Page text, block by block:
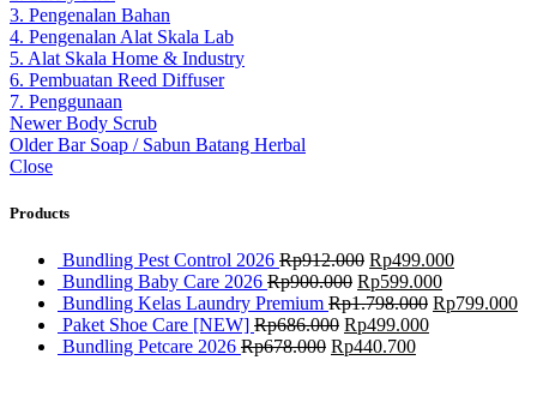
3. Pengenalan Bahan
4. Pengenalan Alat Skala Lab
5. Alat Skala Home & Industry
6. Pembuatan Reed Diffuser
7. Penggunaan
Newer Body Scrub
Older Bar Soap / Sabun Batang Herbal
Close
Products
Bundling Pest Control 2026 Rp912.000 Rp499.000
Bundling Baby Care 2026 Rp900.000 Rp599.000
Bundling Kelas Laundry Premium Rp1.798.000 Rp799.000
Paket Shoe Care [NEW] Rp686.000 Rp499.000
Bundling Petcare 2026 Rp678.000 Rp440.700